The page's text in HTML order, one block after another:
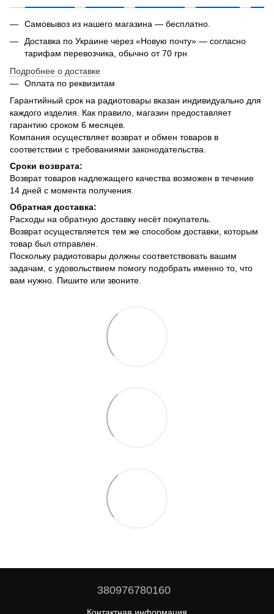
Самовывоз из нашего магазина — бесплатно.
Доставка по Украине через «Новую почту» — согласно
тарифам перевозчика, обычно от 70 грн
Подробнее о доставке
Оплата по реквизитам
Гарантийный срок на радиотовары вказан индивидуально для
каждого изделия. Как правило, магазин предоставляет
гарантию сроком 6 месяцев.
Компания осуществляет возврат и обмен товаров в
соответствии с требованиями законодательства.
Сроки возврата:
Возврат товаров надлежащего качества возможен в течение
14 дней с момента получения.
Обратная доставка:
Расходы на обратную доставку несёт покупатель.
Возврат осуществляется тем же способом доставки, которым
товар был отправлен.
Поскольку радиотовары должны соответствовать вашим
задачам, с удовольствием помогу подобрать именно то, что
вам нужно. Пишите или звоните.
380976780160